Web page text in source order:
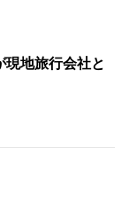
地旅行会社と